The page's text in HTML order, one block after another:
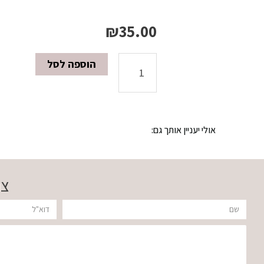
₪35.00
כמות
קרם
גוף
מ"ל
הוספה לסל
אולי יעניין אותך גם:
שם דוא"ל